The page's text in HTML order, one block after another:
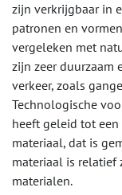
zijn verkrijgbaar in
patronen en
vergeleken met
zijn zeer duurzaam
verkeer, zoals
Technologische
heeft geleid tot
materiaal, dat is
materiaal is relatief
materialen.